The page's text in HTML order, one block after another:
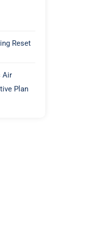
Reset
Air
Plan